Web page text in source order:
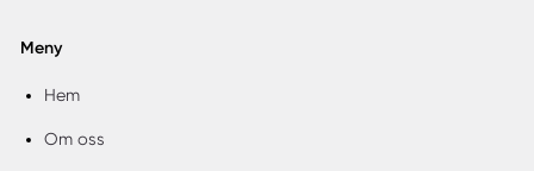
Meny
Hem
Om oss